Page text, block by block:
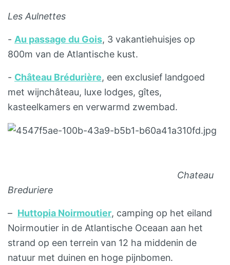
Les Aulnettes
- Au passage du Gois, 3 vakantiehuisjes op
800m van de Atlantische kust.
- Château Brédurière, een exclusief landgoed
met wijnchâteau, luxe lodges, gîtes,
kasteelkamers en verwarmd zwembad.
Chateau
Breduriere
– Huttopia Noirmoutier, camping op het eiland
Noirmoutier in de Atlantische Oceaan aan het
strand op een terrein van 12 ha middenin de
natuur met duinen en hoge pijnbomen.